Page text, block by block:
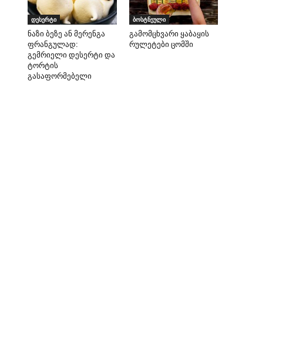
დესერტი
ნაზი ბეზე ან მერენგა
ფრანგულად:
გემრიელი დესერტი და
ტორტის
გასაფორმებელი
ბოსტნეული
გამომცხვარი ყაბაყის
რულეტები ცომში